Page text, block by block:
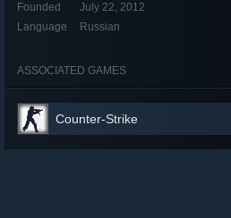
Founded
July 22, 2012
Language
Russian
ASSOCIATED GAMES
Counter-Strike